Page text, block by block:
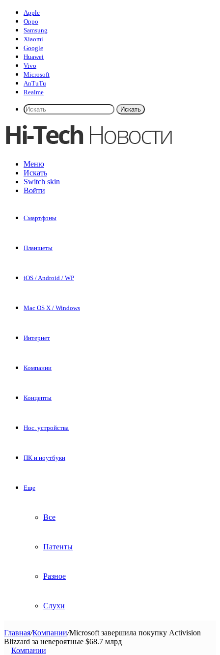
Apple
Oppo
Samsung
Xiaomi
Google
Huawei
Vivo
Microsoft
AnTuTu
Realme
Искать
Меню
Искать
Switch skin
Войти
Смартфоны
Планшеты
iOS / Android / WP
Mac OS X / Windows
Интернет
Компании
Концепты
Нос. устройства
ПК и ноутбуки
Еще
Все
Патенты
Разное
Слухи
Главная/Компании/Microsoft завершила покупку Activision
Blizzard за невероятные $68.7 млрд
Компании